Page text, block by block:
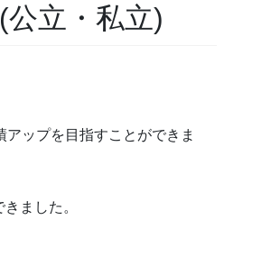
立・私立)
ップを目指すことができま
ました。